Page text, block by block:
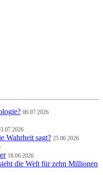
06.07.2026
Wahrheit sagt? 25.06.2026
18.06.2026
die Welt für zehn Millionen